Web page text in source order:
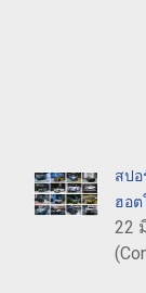
สปอ
ฮอต
22